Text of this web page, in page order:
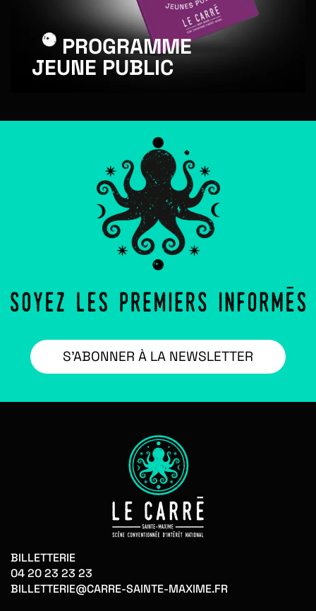
PROGRAMME
JEUNE PUBLIC
S’ABONNER À LA NEWSLETTER
BILLETTERIE
04 20 23 23 23
BILLETTERIE@CARRE-SAINTE-MAXIME.FR